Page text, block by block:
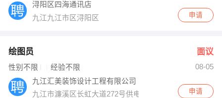
浔阳区四海通讯店
九江九江市区浔阳区
申请
绘图员 面议
性别不限 经验不限
08-05
九江汇美装饰设计工程有限公司
九江市濂溪区长虹大道272号供电局对面联信大厦B座3楼
申请